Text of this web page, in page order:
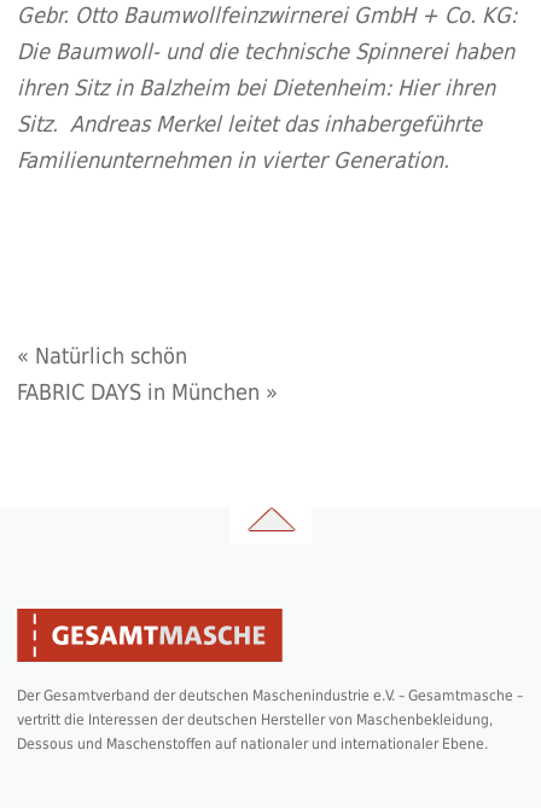
Gebr. Otto Baumwollfeinzwirnerei GmbH + Co. KG:
Die Baumwoll- und die technische Spinnerei haben
ihren Sitz in Balzheim bei Dietenheim: Hier ihren
Sitz. Andreas Merkel leitet das inhabergeführte
Familienunternehmen in vierter Generation.
« Natürlich schön
FABRIC DAYS in München »
Der Gesamtverband der deutschen Maschenindustrie e.V. – Gesamtmasche –
vertritt die Interessen der deutschen Hersteller von Maschenbekleidung,
Dessous und Maschenstoffen auf nationaler und internationaler Ebene.